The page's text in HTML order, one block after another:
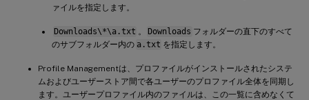
ァイルを指定します。
Downloads\*\a.txt 。 Downloads フォルダーの直下のすべて
のサブフォルダー内の a.txt を指定します。
Profile Managementは、プロファイルがインストールされたシステ
ムおよびユーザーストア間で各ユーザーのプロファイル全体を同期し
ます。ユーザープロファイル内のファイルは、この一覧に含めなくて